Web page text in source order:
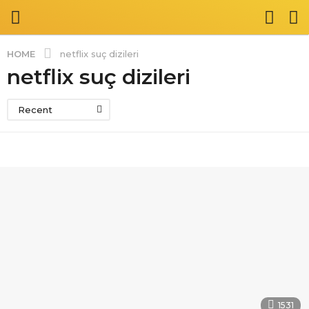
HOME netflix suç dizileri
netflix suç dizileri
Recent
1531